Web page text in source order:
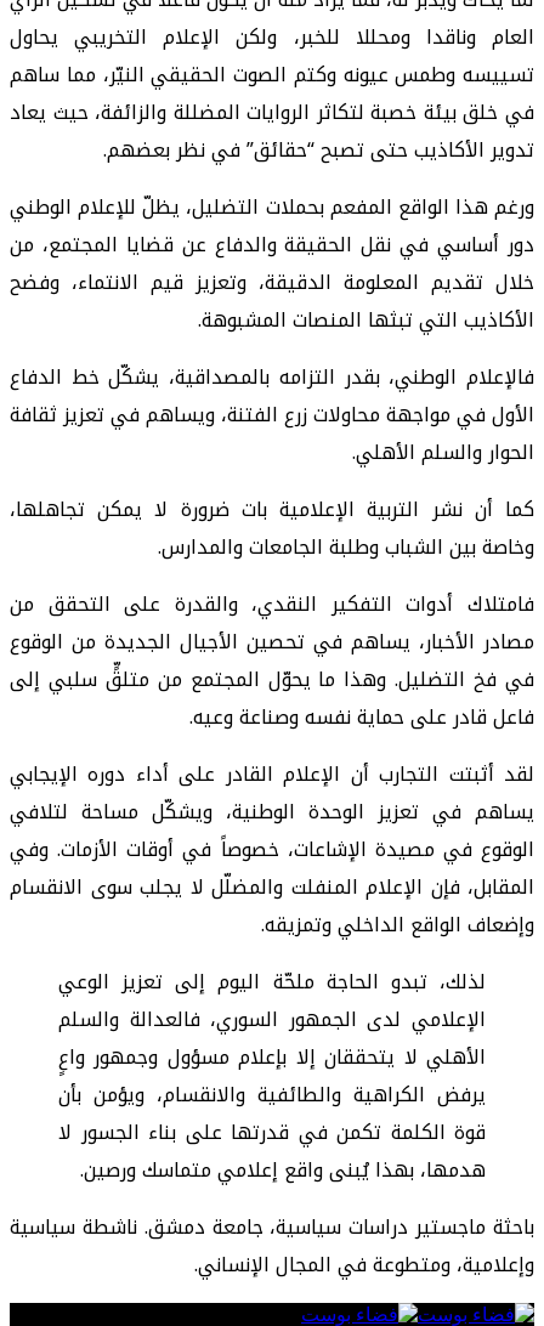
العام وناقدا ومحللا للخبر، ولكن الإعلام التخريبي يحاول
تسييسه وطمس عيونه وكتم الصوت الحقيقي النيّر، مما ساهم
في خلق بيئة خصبة لتكاثر الروايات المضللة والزائفة، حيث يعاد
تدوير الأكاذيب حتى تصبح “حقائق” في نظر بعضهم.
ورغم هذا الواقع المفعم بحملات التضليل، يظلّ للإعلام الوطني
دور أساسي في نقل الحقيقة والدفاع عن قضايا المجتمع، من
خلال تقديم المعلومة الدقيقة، وتعزيز قيم الانتماء، وفضح
الأكاذيب التي تبثها المنصات المشبوهة.
فالإعلام الوطني، بقدر التزامه بالمصداقية، يشكّل خط الدفاع
الأول في مواجهة محاولات زرع الفتنة، ويساهم في تعزيز ثقافة
الحوار والسلم الأهلي.
كما أن نشر التربية الإعلامية بات ضرورة لا يمكن تجاهلها،
وخاصة بين الشباب وطلبة الجامعات والمدارس.
فامتلاك أدوات التفكير النقدي، والقدرة على التحقق من
مصادر الأخبار، يساهم في تحصين الأجيال الجديدة من الوقوع
في فخ التضليل. وهذا ما يحوّل المجتمع من متلقٍّ سلبي إلى
فاعل قادر على حماية نفسه وصناعة وعيه.
لقد أثبتت التجارب أن الإعلام القادر على أداء دوره الإيجابي
يساهم في تعزيز الوحدة الوطنية، ويشكّل مساحة لتلافي
الوقوع في مصيدة الإشاعات، خصوصاً في أوقات الأزمات. وفي
المقابل، فإن الإعلام المنفلت والمضلّل لا يجلب سوى الانقسام
وإضعاف الواقع الداخلي وتمزيقه.
لذلك، تبدو الحاجة ملحّة اليوم إلى تعزيز الوعي
الإعلامي لدى الجمهور السوري، فالعدالة والسلم
الأهلي لا يتحققان إلا بإعلام مسؤول وجمهور واعٍ
يرفض الكراهية والطائفية والانقسام، ويؤمن بأن
قوة الكلمة تكمن في قدرتها على بناء الجسور لا
هدمها، بهذا يُبنى واقع إعلامي متماسك ورصين.
باحثة ماجستير دراسات سياسية، جامعة دمشق. ناشطة سياسية
وإعلامية، ومتطوعة في المجال الإنساني.